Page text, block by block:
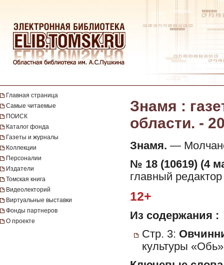
Главная страница
Самые читаемые
ПОИСК
Каталог фонда
Газеты и журналы
Коллекции
Персоналии
Издатели
Томская книга
Видеолекторий
Виртуальные выставки
Фонды партнеров
О проекте
Знамя :
области. -
Знамя. —
№ 18 (10619) (4
главный
12+
Из содержания :
Стр. 3:
культуры